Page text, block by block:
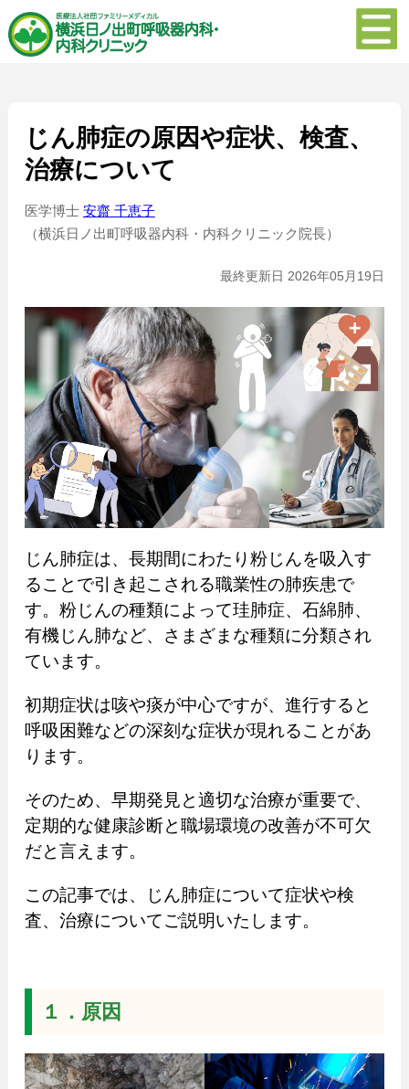
じん肺症の原因や症状、検査、
治療について
医学博士 安齋 千恵子
（横浜日ノ出町呼吸器内科・内科クリニック院長）
最終更新日 2026年05月19日
じん肺症は、長期間にわたり粉じんを吸入す
ることで引き起こされる職業性の肺疾患で
す。粉じんの種類によって珪肺症、石綿肺、
有機じん肺など、さまざまな種類に分類され
ています。
初期症状は咳や痰が中心ですが、進行すると
呼吸困難などの深刻な症状が現れることがあ
ります。
そのため、早期発見と適切な治療が重要で、
定期的な健康診断と職場環境の改善が不可欠
だと言えます。
この記事では、じん肺症について症状や検
査、治療についてご説明いたします。
１．原因